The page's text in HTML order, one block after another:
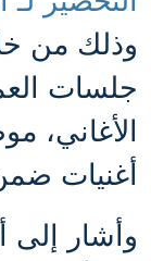
وذلك من
جلسات
الأغاني،
أغنيات
وأشار إلى